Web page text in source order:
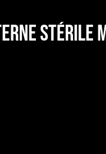
Stérile